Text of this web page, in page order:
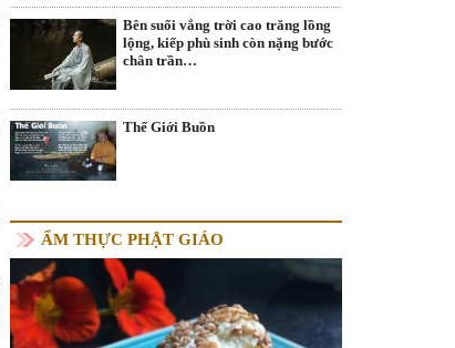
Bên suối vắng trời cao trăng lồng
lộng, kiếp phù sinh còn nặng bước
chân trần…
Thế Giới Buồn
ẨM THỰC PHẬT GIÁO